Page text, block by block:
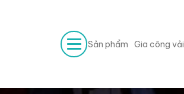
Sản phẩm Gia công vải